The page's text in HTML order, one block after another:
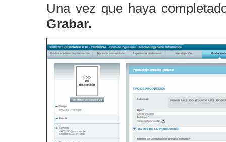
Una vez que haya
Grabar.